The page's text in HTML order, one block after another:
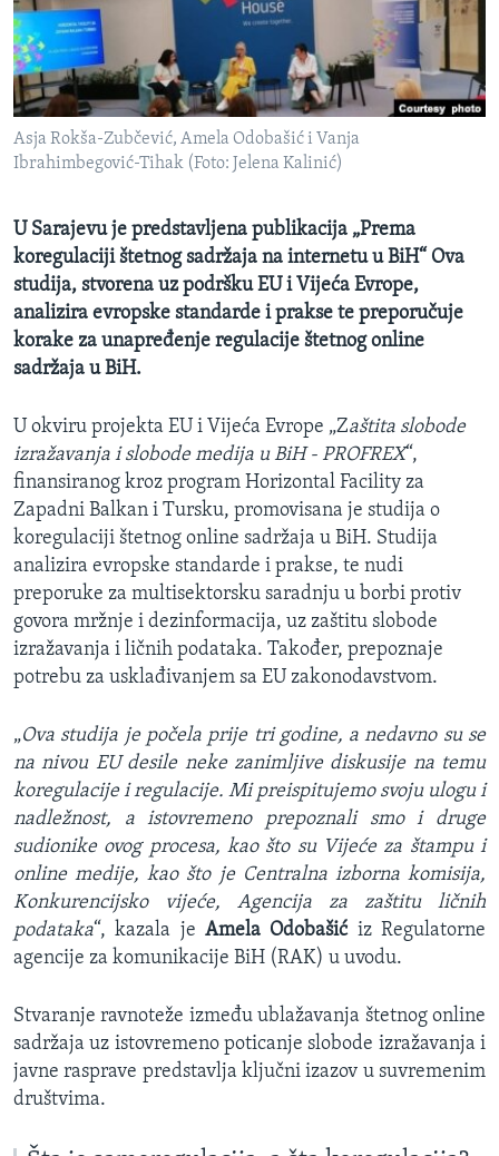
MAGAZIN
O GLASU AMERIKE
Learning English
Jezici
Asja Rokša-Zubčević, Amela Odobašić i Vanja
Ibrahimbegović-Tihak (Foto: Jelena Kalinić)
U Sarajevu je predstavljena publikacija „Prema
koregulaciji štetnog sadržaja na internetu u BiH“ Ova
studija, stvorena uz podršku EU i Vijeća Evrope,
analizira evropske standarde i prakse te preporučuje
korake za unapređenje regulacije štetnog online
sadržaja u BiH.
U okviru projekta EU i Vijeća Evrope „Zaštita slobode
izražavanja i slobode medija u BiH - PROFREX“,
finansiranog kroz program Horizontal Facility za
Zapadni Balkan i Tursku, promovisana je studija o
koregulaciji štetnog online sadržaja u BiH. Studija
analizira evropske standarde i prakse, te nudi
preporuke za multisektorsku saradnju u borbi protiv
govora mržnje i dezinformacija, uz zaštitu slobode
izražavanja i ličnih podataka. Također, prepoznaje
potrebu za usklađivanjem sa EU zakonodavstvom.
„Ova studija je počela prije tri godine, a nedavno su se
na nivou EU desile neke zanimljive diskusije na temu
koregulacije i regulacije. Mi preispitujemo svoju ulogu i
nadležnost, a istovremeno prepoznali smo i druge
sudionike ovog procesa, kao što su Vijeće za štampu i
online medije, kao što je Centralna izborna komisija,
Konkurencijsko vijeće, Agencija za zaštitu ličnih
podataka“, kazala je Amela Odobašićiz Regulatorne
agencije za komunikacije BiH (RAK) u uvodu.
Stvaranje ravnoteže između ublažavanja štetnog online
sadržaja uz istovremeno poticanje slobode izražavanja i
javne rasprave predstavlja ključni izazov u suvremenim
društvima.